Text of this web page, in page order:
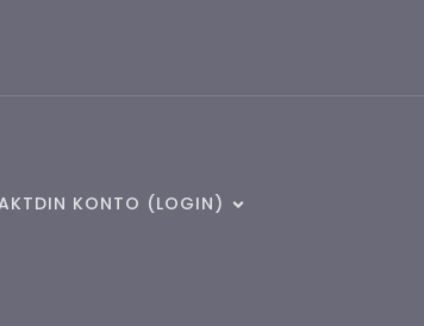
DIN KONTO (LOGIN)